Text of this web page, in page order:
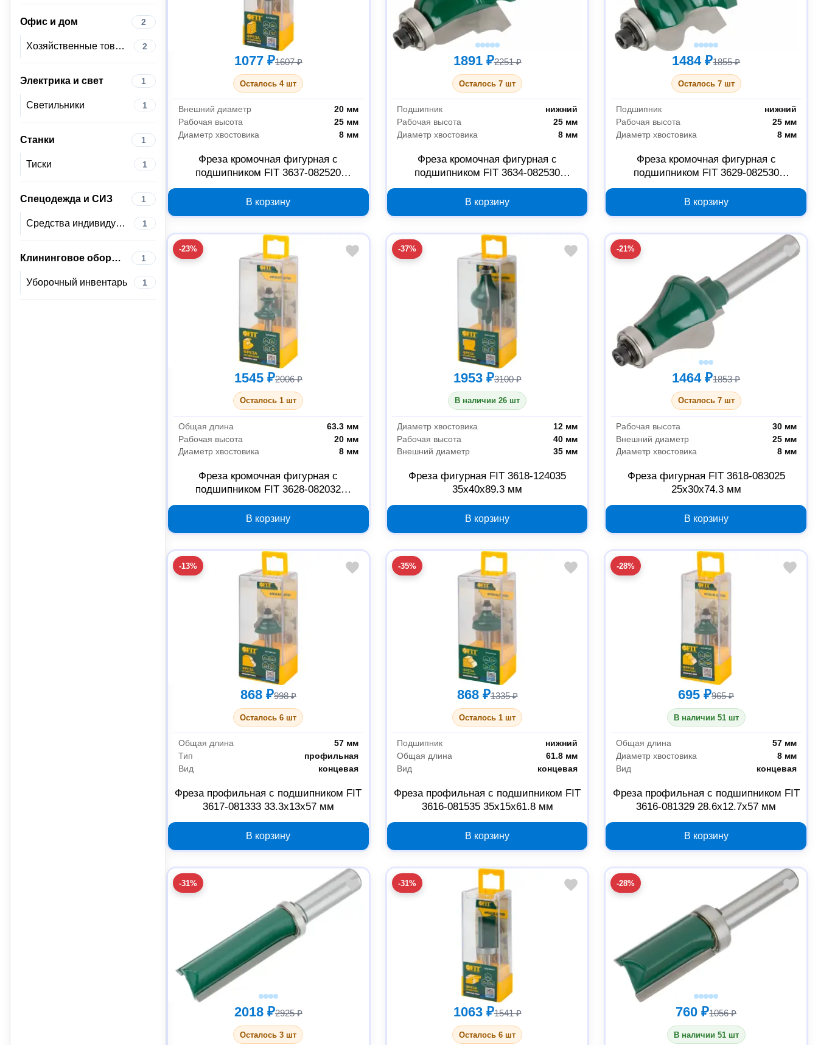
Офис и дом 2
Хозяйственные товары 2
Электрика и свет 1
Светильники 1
Станки 1
Тиски 1
Спецодежда и СИЗ 1
Средства индивидуальной защиты 1
Клининговое оборудование 1
Уборочный инвентарь 1
1077 ₽1607 ₽
Осталось 4 шт
Внешний диаметр
20 мм
Рабочая высота
25 мм
Диаметр хвостовика
8 мм
Фреза кромочная фигурная с
подшипником FIT 3637-082520
20х25х70.3 мм
В корзину
1891 ₽2251 ₽
Осталось 7 шт
Подшипник
нижний
Рабочая высота
25 мм
Диаметр хвостовика
8 мм
Фреза кромочная фигурная с
подшипником FIT 3634-082530
30х25х69.3 мм
В корзину
1484 ₽1855 ₽
Осталось 7 шт
Подшипник
нижний
Рабочая высота
25 мм
Диаметр хвостовика
8 мм
Фреза кромочная фигурная с
подшипником FIT 3629-082530
30х25х69.3 мм
В корзину
-23%
1545 ₽2006 ₽
Осталось 1 шт
Общая длина
63.3 мм
Рабочая высота
20 мм
Диаметр хвостовика
8 мм
Фреза кромочная фигурная с
подшипником FIT 3628-082032
32х20х63.3 мм
В корзину
-37%
1953 ₽3100 ₽
В наличии 26 шт
Диаметр хвостовика
12 мм
Рабочая высота
40 мм
Внешний диаметр
35 мм
Фреза фигурная FIT 3618-124035
35х40х89.3 мм
В корзину
-21%
1464 ₽1853 ₽
Осталось 7 шт
Рабочая высота
30 мм
Внешний диаметр
25 мм
Диаметр хвостовика
8 мм
Фреза фигурная FIT 3618-083025
25х30х74.3 мм
В корзину
-13%
868 ₽998 ₽
Осталось 6 шт
Общая длина
57 мм
Тип
профильная
Вид
концевая
Фреза профильная с подшипником FIT
3617-081333 33.3x13x57 мм
В корзину
-35%
868 ₽1335 ₽
Осталось 1 шт
Подшипник
нижний
Общая длина
61.8 мм
Вид
концевая
Фреза профильная с подшипником FIT
3616-081535 35x15x61.8 мм
В корзину
-28%
695 ₽965 ₽
В наличии 51 шт
Общая длина
57 мм
Диаметр хвостовика
8 мм
Вид
концевая
Фреза профильная с подшипником FIT
3616-081329 28.6x12.7x57 мм
В корзину
-31%
2018 ₽2925 ₽
Осталось 3 шт
-31%
1063 ₽1541 ₽
Осталось 6 шт
-28%
760 ₽1056 ₽
В наличии 51 шт